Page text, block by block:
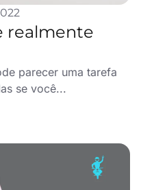
realmente
parecer uma tarefa
se você...